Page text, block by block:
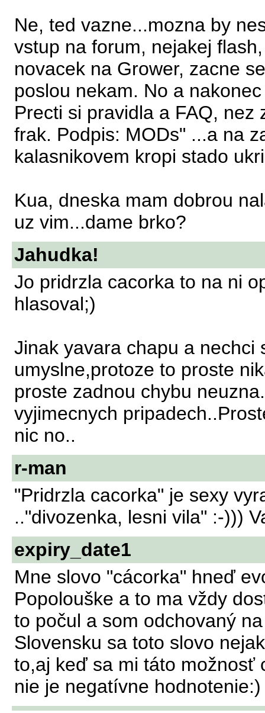
Ne, ted vazne...mozna by
vstup na forum, nejakej
novacek na Grower, zacne
poslou nekam. No a
Precti si pravidla a FAQ,
frak. Podpis: MODs" ...a na
kalasnikovem kropi stado
Kua, dneska mam dobrou
uz vim...dame brko?
Jahudka!
Jo pridrzla cacorka to na ni
hlasoval;)
Jinak yavara chapu a nechci
umyslne,protoze to proste
proste zadnou chybu
vyjimecnych
nic no..
r-man
"Pridrzla cacorka" je sexy
.."divozenka, lesni vila" :-)))
expiry_date1
Mne slovo "cácorka" hneď
Popolouške a to ma vždy
to počul a som odchovaný
Slovensku sa toto slovo
to,aj keď sa mi táto možnosť
nie je negatívne hodnotenie:)